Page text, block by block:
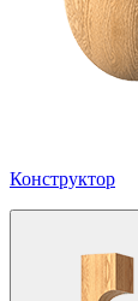
Конструктор